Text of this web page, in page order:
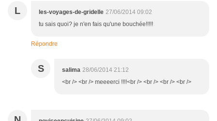
L les-voyages-de-gridelle 27/06/2014 09:02
tu sais quoi? je n'en fais qu'une bouchée!!!!!
Répondre
S salima 28/06/2014 21:12
<br /> <br /> meeeerci !!!!<br /> <br /> <br /> <br />